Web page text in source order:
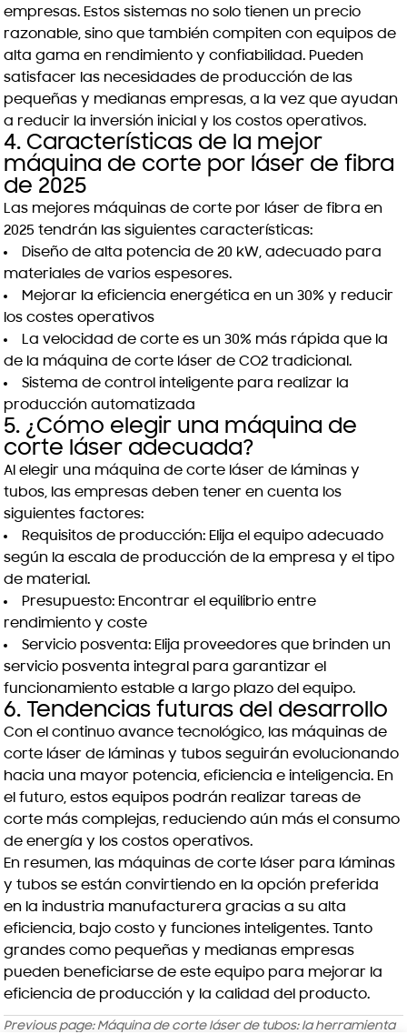
empresas. Estos sistemas no solo tienen un precio
razonable, sino que también compiten con equipos de
alta gama en rendimiento y confiabilidad. Pueden
satisfacer las necesidades de producción de las
pequeñas y medianas empresas, a la vez que ayudan
a reducir la inversión inicial y los costos operativos.
4. Características de la mejor
máquina de corte por láser de fibra
de 2025
Las mejores máquinas de corte por láser de fibra en
2025 tendrán las siguientes características:
Diseño de alta potencia de 20 kW, adecuado para
materiales de varios espesores.
Mejorar la eficiencia energética en un 30% y reducir
los costes operativos
La velocidad de corte es un 30% más rápida que la
de la máquina de corte láser de CO2 tradicional.
Sistema de control inteligente para realizar la
producción automatizada
5. ¿Cómo elegir una máquina de
corte láser adecuada?
Al elegir una máquina de corte láser de láminas y
tubos, las empresas deben tener en cuenta los
siguientes factores:
Requisitos de producción: Elija el equipo adecuado
según la escala de producción de la empresa y el tipo
de material.
Presupuesto: Encontrar el equilibrio entre
rendimiento y coste
Servicio posventa: Elija proveedores que brinden un
servicio posventa integral para garantizar el
funcionamiento estable a largo plazo del equipo.
6. Tendencias futuras del desarrollo
Con el continuo avance tecnológico, las máquinas de
corte láser de láminas y tubos seguirán evolucionando
hacia una mayor potencia, eficiencia e inteligencia. En
el futuro, estos equipos podrán realizar tareas de
corte más complejas, reduciendo aún más el consumo
de energía y los costos operativos.
En resumen, las máquinas de corte láser para láminas
y tubos se están convirtiendo en la opción preferida
en la industria manufacturera gracias a su alta
eficiencia, bajo costo y funciones inteligentes. Tanto
grandes como pequeñas y medianas empresas
pueden beneficiarse de este equipo para mejorar la
eficiencia de producción y la calidad del producto.
Previous page: Máquina de corte láser de tubos: la herramienta